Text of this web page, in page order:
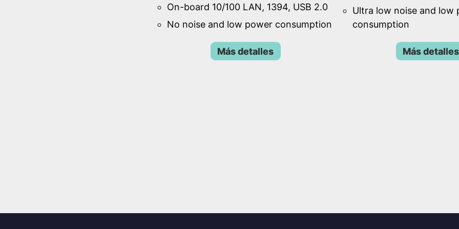
On-board 10/100 LAN, 1394, USB 2.0
No noise and low power consumption
Más detalles
Ultra low noise and low
consumption
Más detalles